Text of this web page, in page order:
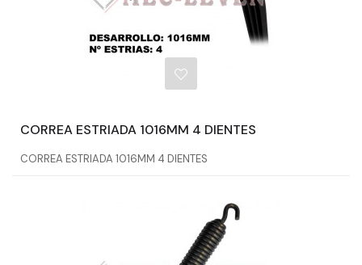
CORREA ESTRIADA 1016MM 4 DIENTES
CORREA ESTRIADA 1016MM 4 DIENTES